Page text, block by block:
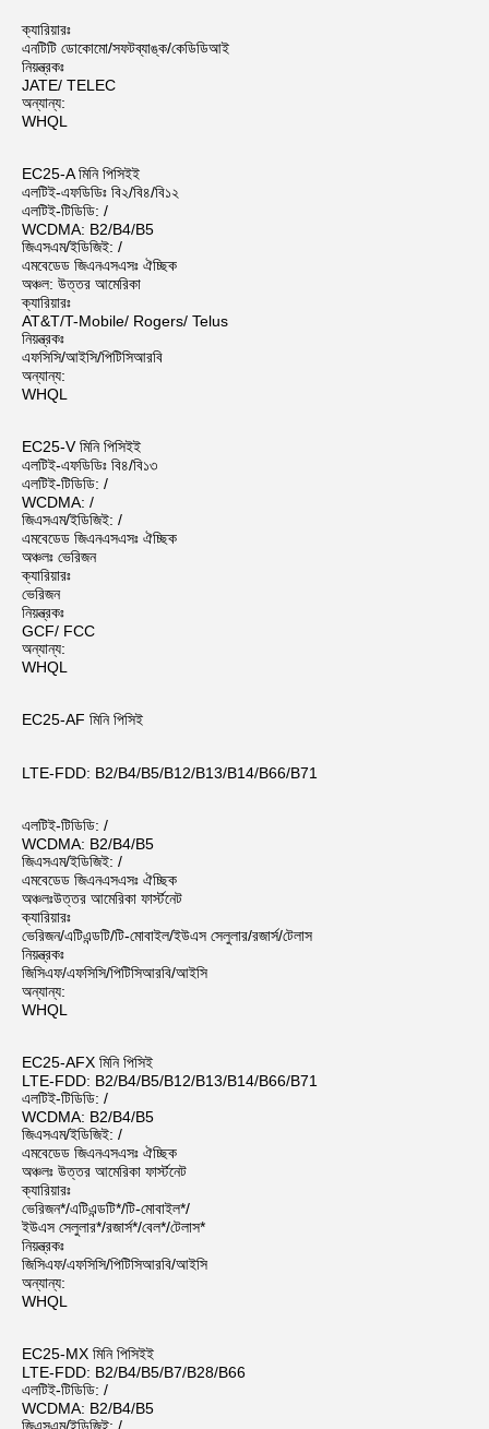
ক্যারিয়ারঃ
এনটিটি ডোকোমো/সফটব্যাঙ্ক/কেডিডিআই
নিয়ন্ত্রকঃ
JATE/ TELEC
অন্যান্য:
WHQL
EC25-A মিনি পিসিইই
এলটিই-এফডিডিঃ বি২/বি৪/বি১২
এলটিই-টিডিডি: /
WCDMA: B2/B4/B5
জিএসএম/ইডিজিই: /
এমবেডেড জিএনএসএসঃ ঐচ্ছিক
অঞ্চল: উত্তর আমেরিকা
ক্যারিয়ারঃ
AT&T/T-Mobile/ Rogers/ Telus
নিয়ন্ত্রকঃ
এফসিসি/আইসি/পিটিসিআরবি
অন্যান্য:
WHQL
EC25-V মিনি পিসিইই
এলটিই-এফডিডিঃ বি৪/বি১৩
এলটিই-টিডিডি: /
WCDMA: /
জিএসএম/ইডিজিই: /
এমবেডেড জিএনএসএসঃ ঐচ্ছিক
অঞ্চলঃ ভেরিজন
ক্যারিয়ারঃ
ভেরিজন
নিয়ন্ত্রকঃ
GCF/ FCC
অন্যান্য:
WHQL
EC25-AF মিনি পিসিই
LTE-FDD: B2/B4/B5/B12/B13/B14/B66/B71
এলটিই-টিডিডি: /
WCDMA: B2/B4/B5
জিএসএম/ইডিজিই: /
এমবেডেড জিএনএসএসঃ ঐচ্ছিক
অঞ্চলঃউত্তর আমেরিকা ফার্স্টনেট
ক্যারিয়ারঃ
ভেরিজন/এটিএন্ডটি/টি-মোবাইল/ইউএস সেলুলার/রজার্স/টেলাস
নিয়ন্ত্রকঃ
জিসিএফ/এফসিসি/পিটিসিআরবি/আইসি
অন্যান্য:
WHQL
EC25-AFX মিনি পিসিই
LTE-FDD: B2/B4/B5/B12/B13/B14/B66/B71
এলটিই-টিডিডি: /
WCDMA: B2/B4/B5
জিএসএম/ইডিজিই: /
এমবেডেড জিএনএসএসঃ ঐচ্ছিক
অঞ্চলঃ উত্তর আমেরিকা ফার্স্টনেট
ক্যারিয়ারঃ
ভেরিজন*/এটিএন্ডটি*/টি-মোবাইল*/
ইউএস সেলুলার*/রজার্স*/বেল*/টেলাস*
নিয়ন্ত্রকঃ
জিসিএফ/এফসিসি/পিটিসিআরবি/আইসি
অন্যান্য:
WHQL
EC25-MX মিনি পিসিইই
LTE-FDD: B2/B4/B5/B7/B28/B66
এলটিই-টিডিডি: /
WCDMA: B2/B4/B5